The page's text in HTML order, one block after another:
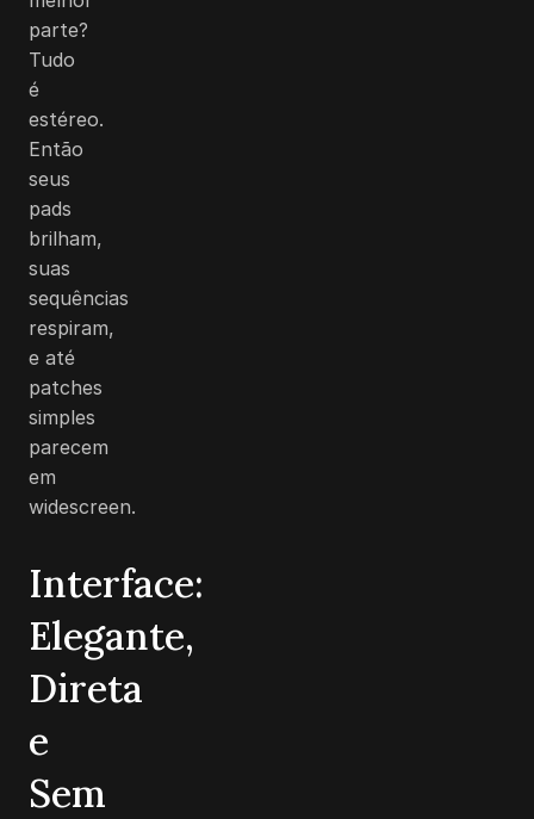
parte?
Tudo
é
estéreo.
Então
seus
pads
brilham,
suas
sequências
respiram,
e até
patches
simples
parecem
em
widescreen.
Interface:
Elegante,
Direta
e
Sem